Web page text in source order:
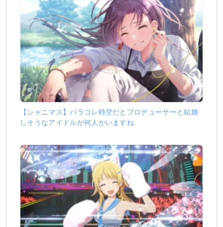
【シャニマス】パラコレ時空だとプロデューサーと結婚
しそうなアイドルが何人かいますね